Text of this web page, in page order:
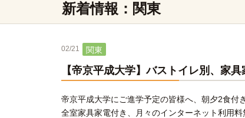
新着情報：関東
02/21 関東
【帝京平成大学】バストイレ別、家
帝京平成大学にご進学予定の皆様へ、朝夕2食付
全室家具家電付き、月々のインターネット利用